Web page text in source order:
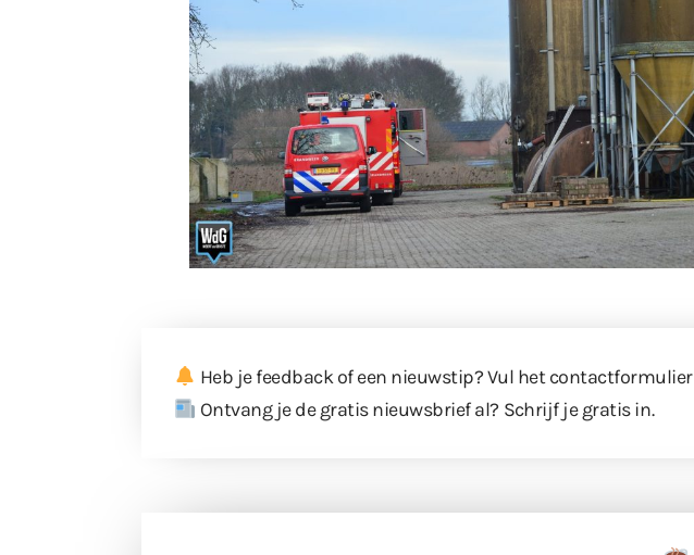
Heb je feedback of een nieuwstip? Vul het contactformulier
Ontvang je de gratis nieuwsbrief al? Schrijf je gratis in.